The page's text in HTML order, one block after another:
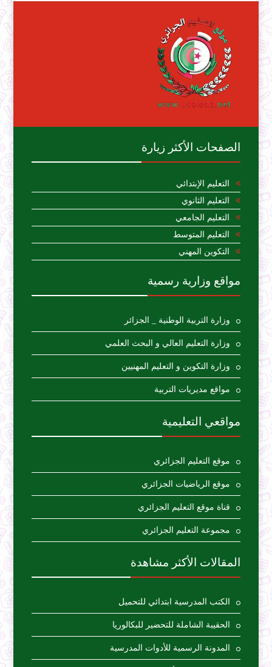
الصفحات الأكثر زيارة
التعليم الإبتدائي
التعليم الثانوي
التعليم الجامعي
التعليم المتوسط
التكوين المهني
مواقع وزارية رسمية
وزارة التربية الوطنية _ الجزائر
وزارة التعليم العالي و البحث العلمي
وزارة التكوين و التعليم المهنيين
مواقع مديريات التربية
مواقعي التعليمية
موقع التعليم الجزائري
موقع الرياضيات الجزائري
قناة موقع التعليم الجزائري
مجموعة التعليم الجزائري
المقالات الأكثر مشاهدة
الكتب المدرسية ابتدائي للتحميل
الحقيبة الشاملة للتحضير للبكالوريا
المدونة الرسمية للأدوات المدرسية